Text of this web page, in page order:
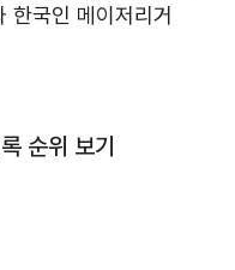
한국인 메이저리거
순위 보기